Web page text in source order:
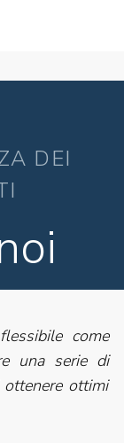
DEI
come
una serie di
ottimi